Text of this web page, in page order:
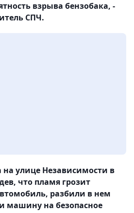
взрыва бензобака, -
СПЧ.
улице Независимости в
что пламя грозит
разбили в нем
машину на безопасное